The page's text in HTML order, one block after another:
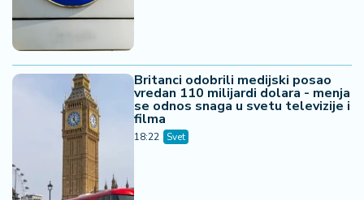
Britanci odobrili medijski posao
vredan 110 milijardi dolara - menja
se odnos snaga u svetu televizije i
filma
18:22 Svet